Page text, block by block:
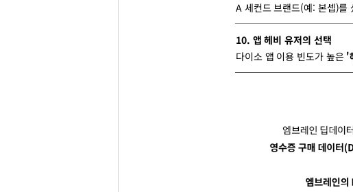
A 세컨드 브랜드(예: 본셉)
10. 앱 헤비 유저의 선택
다이소 앱 이용 빈도가 높은'